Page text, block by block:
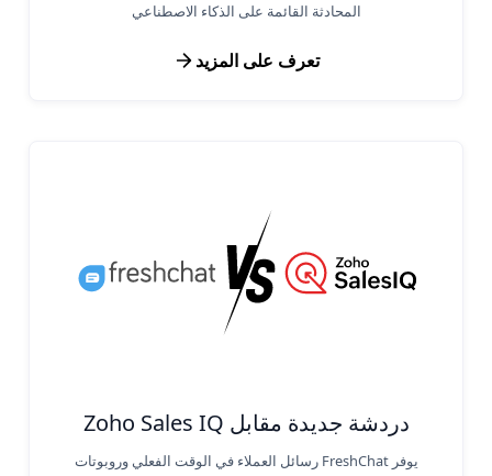
المحادثة القائمة على الذكاء الاصطناعي
تعرف على المزيد
دردشة جديدة مقابل Zoho Sales IQ
يوفر FreshChat رسائل العملاء في الوقت الفعلي وروبوتات